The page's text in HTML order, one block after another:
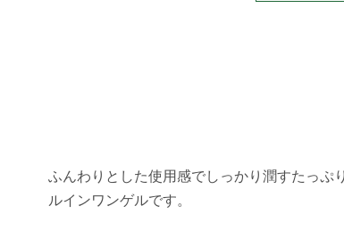
ふんわりとした使用感でしっかり潤すたっ
ルインワンゲルです。